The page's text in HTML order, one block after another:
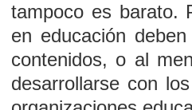
tampoco es barato.
en educación
contenidos, o al
desarrollarse con